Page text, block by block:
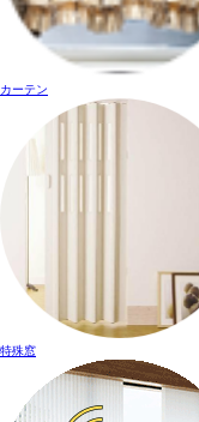
カーテン
特殊窓